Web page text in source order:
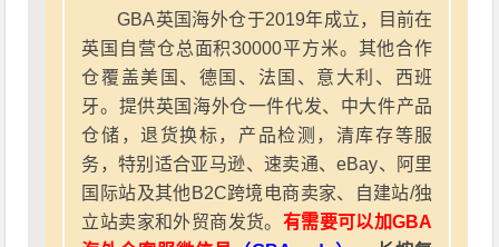
GBA英国海外仓于2019年成立，目前在
英国自营仓总面积30000平方米。其他合作
仓覆盖美国、德国、法国、意大利、西班
牙。提供英国海外仓一件代发、中大件产品
仓储，退货换标，产品检测，清库存等服
务，特别适合亚马逊、速卖通、eBay、阿里
国际站及其他B2C跨境电商卖家、自建站/独
立站卖家和外贸商发货。 有需要可以加GBA